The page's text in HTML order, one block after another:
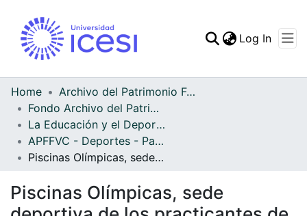
Log In
Home
Archivo del Patrimonio Fotográfico y Fílmico del Valle del Cauca
Fondo Archivo del Patrimonio Fotográfico y Fílmico del Valle del Cauca
La Educación y el Deporte
APFFVC - Deportes - Patrimonial
Piscinas Olímpicas, sede deportiva de los practicantes de la natación
Piscinas Olímpicas, sede